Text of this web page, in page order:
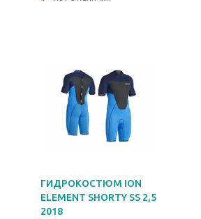
ГИДРОКОСТЮМ ION
ELEMENT SHORTY SS 2,5
2018